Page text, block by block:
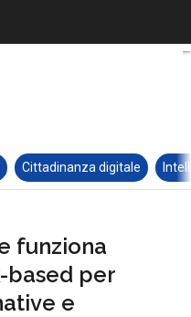
Cittadinanza digitale
funziona
based per
e